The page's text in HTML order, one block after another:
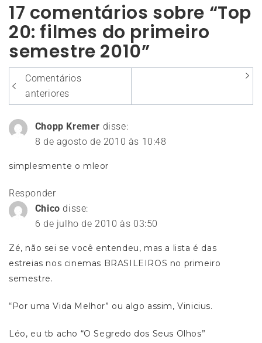
17 comentários sobre “Top
20: filmes do primeiro
semestre 2010”
Navegação
entre
os
comentários
Comentários
anteriores
Chopp Kremer disse:
8 de agosto de 2010 às 10:48
simplesmente o mleor
Responder
Chico disse:
6 de julho de 2010 às 03:50
Zé, não sei se você entendeu, mas a lista é das
estreias nos cinemas BRASILEIROS no primeiro
semestre.
“Por uma Vida Melhor” ou algo assim, Vinicius.
Léo, eu tb acho “O Segredo dos Seus Olhos”